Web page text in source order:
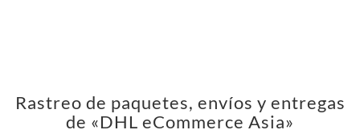
Rastreo de paquetes, envíos y entregas
de «DHL eCommerce Asia»